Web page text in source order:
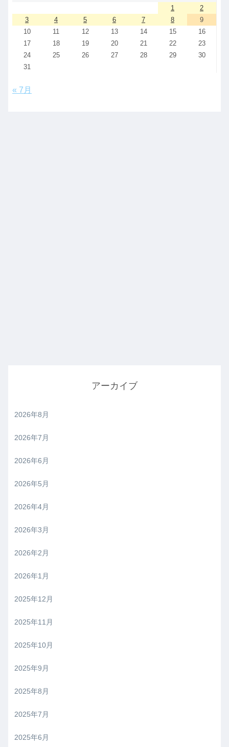
1
2
3
4 5 6 7 8
9
10
11 12 13 14 15
16
17
18 19 20 21 22
23
24
25 26 27 28 29
30
31
« 7月
アーカイブ
2026年8月
2026年7月
2026年6月
2026年5月
2026年4月
2026年3月
2026年2月
2026年1月
2025年12月
2025年11月
2025年10月
2025年9月
2025年8月
2025年7月
2025年6月